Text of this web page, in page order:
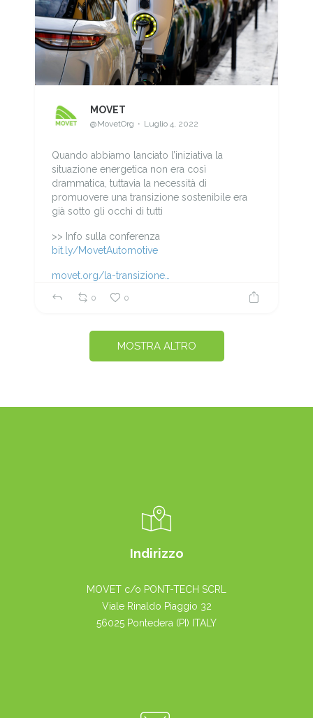
MOVET
@MovetOrg Luglio 4, 2022
Quando abbiamo lanciato l’iniziativa la
situazione energetica non era così
drammatica, tuttavia la necessità di
promuovere una transizione sostenibile era
già sotto gli occhi di tutti
>> Info sulla conferenza
bit.ly/MovetAutomotive
movet.org/la-transizione…
0 0
MOSTRA ALTRO
Indirizzo
MOVET c/o PONT-TECH SCRL
Viale Rinaldo Piaggio 32
56025 Pontedera (PI) ITALY